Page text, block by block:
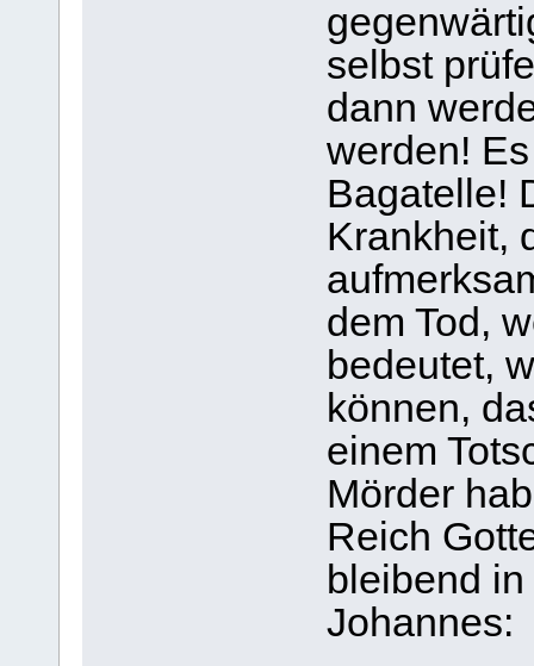
selbst
dann
werden!
Bagatelle!
Krankheit,
dem Tod,
bedeutet,
können,
einem
Mörder
Reich
bleibend
Johannes: